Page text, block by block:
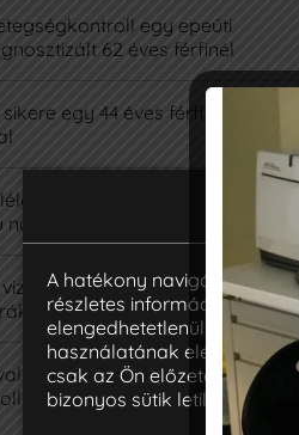
A hatékony navigáció és
részletes információkat
elengedhetetlenül
használatának
csak az Ön előzetes
bizonyos sütik letiltása
egy epeúti
62 éves férfinél
egy 44 éves férfi pilocytás
ALK-pozitív tüdőrákkal
való részvétel egy
nő számára
elért hosszú távú
egy 74 éves gyomorrákos